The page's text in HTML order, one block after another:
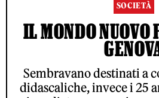
SOCIETÀ
IL MONDO
Sembravano destinati a
didascaliche, invece i 25